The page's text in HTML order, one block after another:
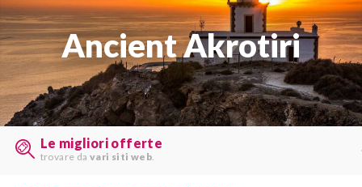
Ancient Akrotiri
Le migliori offerte
trovare da vari siti web.